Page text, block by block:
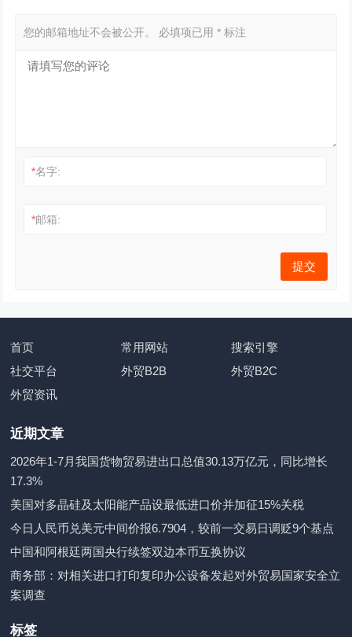
您的邮箱地址不会被公开。 必填项已用* 标注
*名字:
*邮箱:
首页 常用网站
搜索引擎
社交平台
外贸B2B
外贸B2C
外贸资讯
近期文章
2026年1-7月我国货物贸易进出口总值30.13万亿元，同比增长
17.3%
美国对多晶硅及太阳能产品设最低进口价并加征15%关税
今日人民币兑美元中间价报6.7904，较前一交易日调贬9个基点
中国和阿根廷两国央行续签双边本币互换协议
商务部：对相关进口打印复印办公设备发起对外贸易国家安全立
案调查
标签